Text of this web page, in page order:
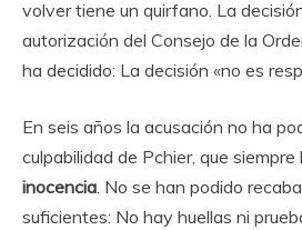
volver tiene un quirfano. La
autorización del Consejo de la
ha decidido: La decisión «no es
En seis años la acusación no ha
culpabilidad de Pchier, que siempre
inocencia. No se han podido
suficientes: No hay huellas ni